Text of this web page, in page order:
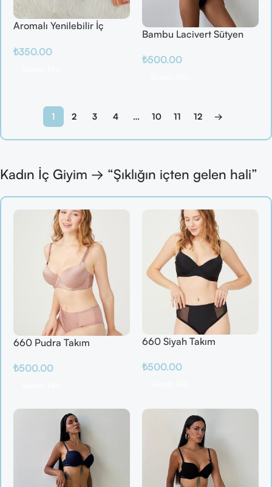
Aromalı Yenilebilir İç
/ Elma / Portakal
₺350.00
Bambu Lacivert Sütyen
₺500.00
1 2 3 4 … 10 11 12 →
Kadın İç Giyim → “Şıklığın içten gelen hali”
660 Pudra Takım
₺500.00
660 Siyah Takım
₺500.00